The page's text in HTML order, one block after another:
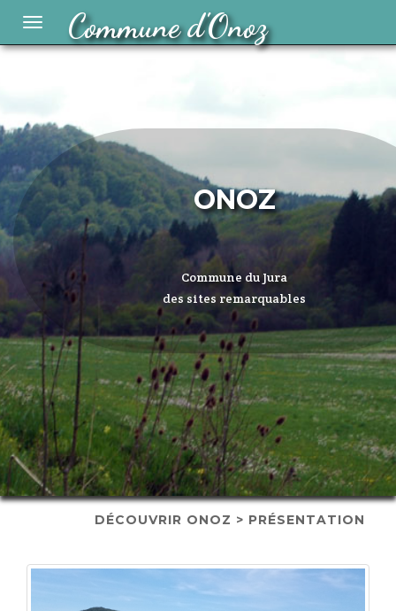
Toggle
navigation
Commune d'Onoz
ONOZ
Commune du Jura
des sites remarquables
DÉCOUVRIR ONOZ > PRÉSENTATION